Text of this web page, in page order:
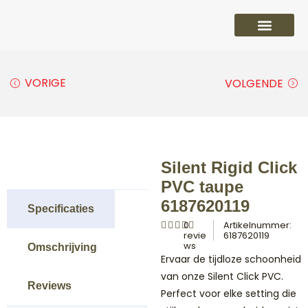
VORIGE VOLGENDE
Specificaties
Omschrijving
Reviews
Silent Rigid Click
PVC taupe
6187620119
0
revie
ws
Artikelnummer:
6187620119
Ervaar de tijdloze schoonheid
van onze Silent Click PVC.
Perfect voor elke setting die